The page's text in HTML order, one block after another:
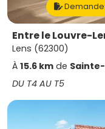
Entre le Louvre-
Lens (62300)
À 15.6 km de
DU T4 AU T5